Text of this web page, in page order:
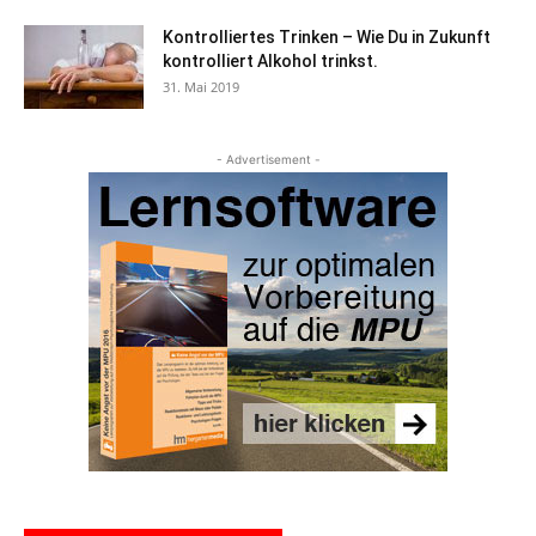
Kontrolliertes Trinken – Wie Du in Zukunft
kontrolliert Alkohol trinkst.
31. Mai 2019
- Advertisement -